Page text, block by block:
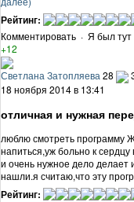
Рейтинг:
Комментировать · Я был тут
+12
Светлана Затопляева 28
18 ноября 2014 в 13:41
отличная и нужная
люблю смотреть программу
напиться,уж больно к
и очень нужное дело делает
нашли.я считаю,что эту
Рейтинг: